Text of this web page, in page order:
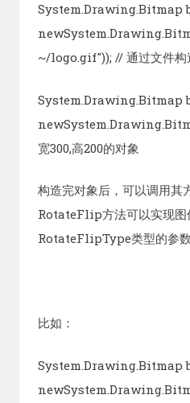
System.Drawing.Bitmap
~/logo.gif")); // 通过文件构
System.Drawing.Bitmap
宽300,高200的对象
构造完对象后，可以调用其
RotateFlip方法可以实现图
RotateFlipType类型的参数
比如：
System.Drawing.Bitmap